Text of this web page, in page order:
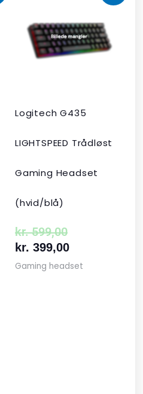
Logitech G435
LIGHTSPEED Trådløst
Gaming Headset
(hvid/blå)
kr.599,00
oprindelige
pris
var:
kr. 599,00.
kr. 399,00
aktuelle
pris
er:
kr. 399,00.
Gaming headset